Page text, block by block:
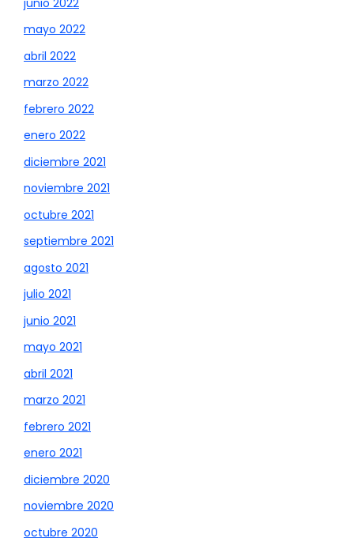
mayo 2022
abril 2022
marzo 2022
febrero 2022
enero 2022
diciembre 2021
noviembre 2021
octubre 2021
septiembre 2021
agosto 2021
julio 2021
junio 2021
mayo 2021
abril 2021
marzo 2021
febrero 2021
enero 2021
diciembre 2020
noviembre 2020
octubre 2020